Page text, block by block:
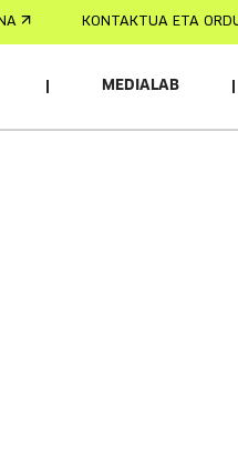
KONTAKTUA ETA
MEDIALAB